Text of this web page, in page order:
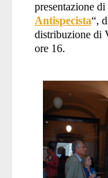
presentazione di
Antispecista“,
distribuzione di
ore 16.